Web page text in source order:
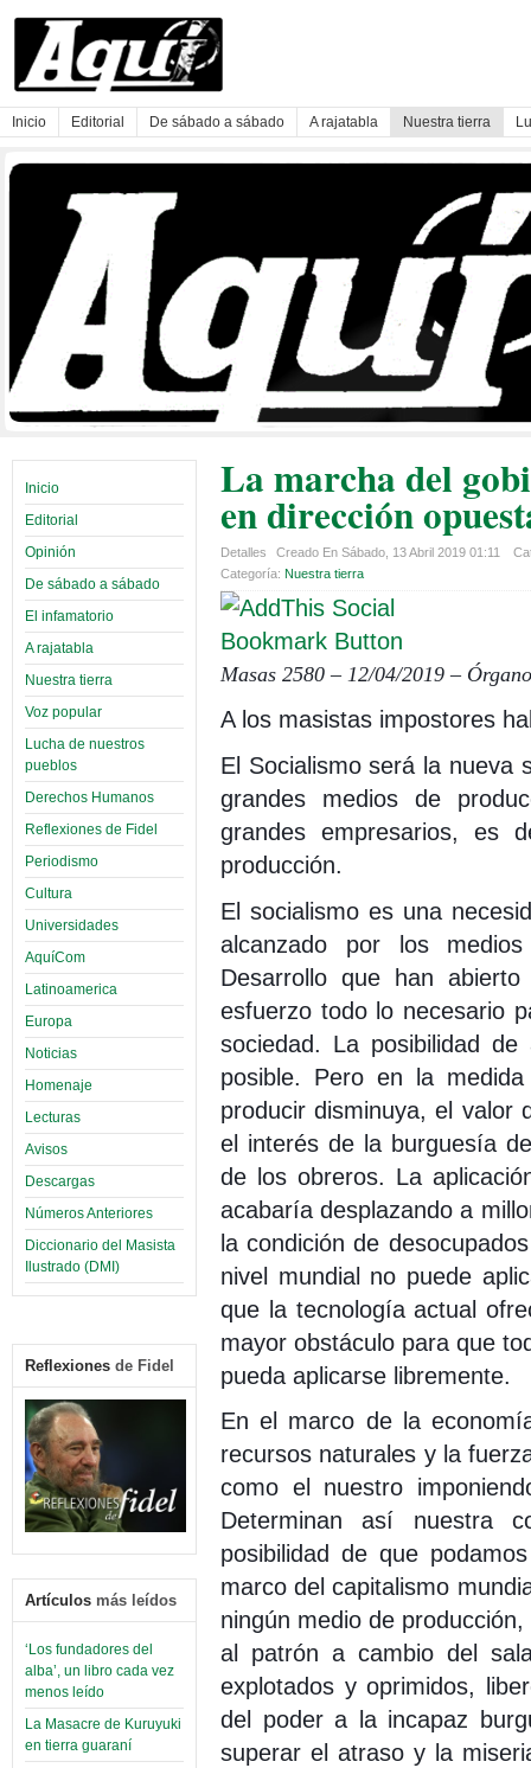
Inicio Editorial De sábado a sábado A rajatabla Nuestra tierra
Inicio
Editorial
Opinión
De sábado a sábado
El infamatorio
A rajatabla
Nuestra tierra
Voz popular
Lucha de nuestros
pueblos
Derechos Humanos
Reflexiones de Fidel
Periodismo
Cultura
Universidades
AquíCom
Latinoamerica
Europa
Noticias
Homenaje
Lecturas
Avisos
Descargas
Números Anteriores
Diccionario del Masista
Ilustrado (DMI)
Reflexiones de Fidel
Artículos más leídos
‘Los fundadores del
alba’, un libro cada vez
menos leído
La Masacre de Kuruyuki
en tierra guaraní
La marcha del
en dirección
Detalles Creado En Sábado, 13 Abril 2019 01:11
Categoría: Nuestra tierra
Masas 2580 – 12/04/2019 –
A los masistas impostores
El Socialismo será la nueva
grandes medios de
grandes empresarios, es
producción.
El socialismo es una
alcanzado por los
Desarrollo que han
esfuerzo todo lo necesario
sociedad. La posibilidad
posible. Pero en la
producir disminuya, el valor
el interés de la burguesía
de los obreros. La
acabaría desplazando a
la condición de
nivel mundial no puede
que la tecnología actual
mayor obstáculo para que
pueda aplicarse libremente.
En el marco de la
recursos naturales y la
como el nuestro
Determinan así nuestra
posibilidad de que
marco del capitalismo
ningún medio de
al patrón a cambio del
explotados y oprimidos,
del poder a la incapaz
superar el atraso y la